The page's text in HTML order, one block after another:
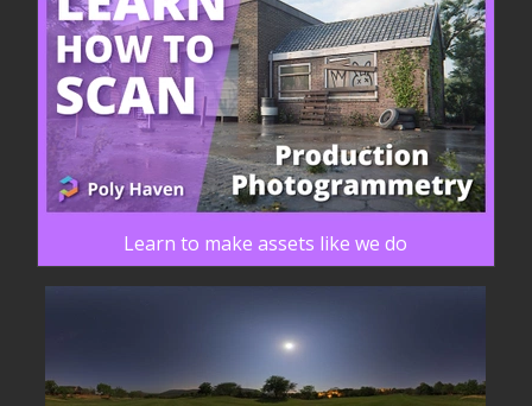
Learn to make assets like we do